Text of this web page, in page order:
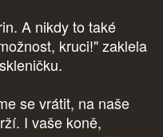
A nikdy to také
kruci!" zaklela
se vrátit, na naše
I vaše koně,